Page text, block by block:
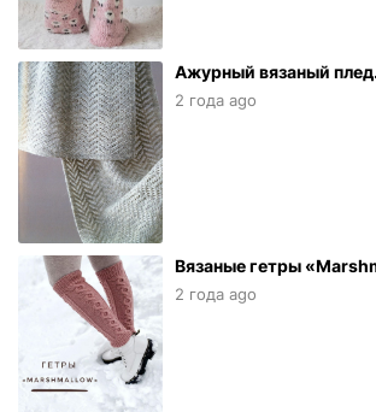
Ажурный вязаный
2 года ago
Вязаные гетры
2 года ago